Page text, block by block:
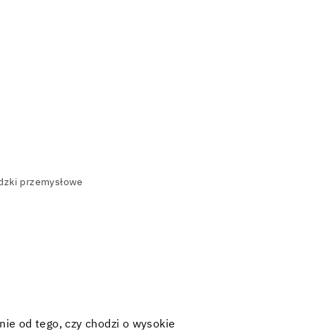
przemysłowe
od tego, czy chodzi o wysokie